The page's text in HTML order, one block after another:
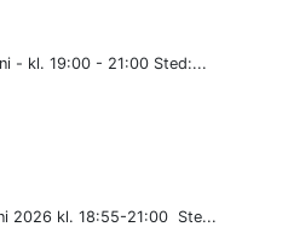
- kl. 19:00 - 21:00 Sted:...
2026 kl. 18:55-21:00 Ste...